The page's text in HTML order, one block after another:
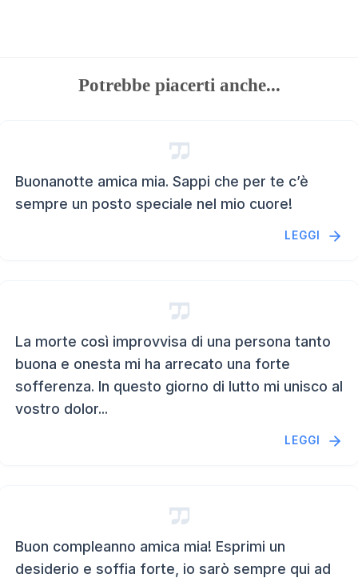
Potrebbe piacerti anche...
Buonanotte amica mia. Sappi che per te c’è
sempre un posto speciale nel mio cuore!
LEGGI
La morte così improvvisa di una persona tanto
buona e onesta mi ha arrecato una forte
sofferenza. In questo giorno di lutto mi unisco al
vostro dolor...
LEGGI
Buon compleanno amica mia! Esprimi un
desiderio e soffia forte, io sarò sempre qui ad